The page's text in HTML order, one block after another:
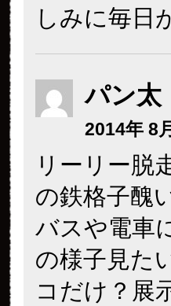
しみに毎日
パン太
2014年 8
リーリー脱
の鉄格子醜
バスや電車
の様子見た
コだけ？展